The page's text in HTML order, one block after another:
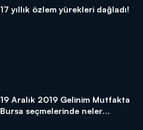
17 yıllık özlem yürekleri dağladı!
19 Aralık 2019 Gelinim Mutfakta
Bursa seçmelerinde neler